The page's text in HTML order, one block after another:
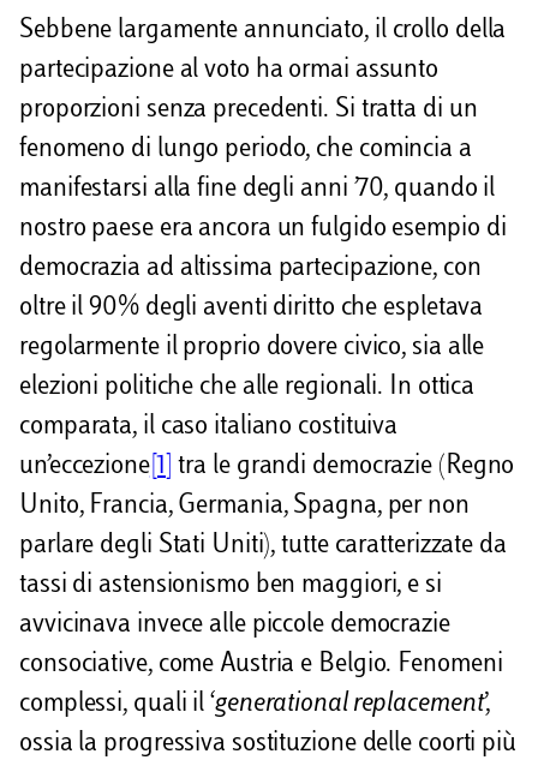
Sebbene largamente annunciato, il crollo della
partecipazione al voto ha ormai assunto
proporzioni senza precedenti. Si tratta di un
fenomeno di lungo periodo, che comincia a
manifestarsi alla fine degli anni ’70, quando il
nostro paese era ancora un fulgido esempio di
democrazia ad altissima partecipazione, con
oltre il 90% degli aventi diritto che espletava
regolarmente il proprio dovere civico, sia alle
elezioni politiche che alle regionali. In ottica
comparata, il caso italiano costituiva
un’eccezione[1] tra le grandi democrazie (Regno
Unito, Francia, Germania, Spagna, per non
parlare degli Stati Uniti), tutte caratterizzate da
tassi di astensionismo ben maggiori, e si
avvicinava invece alle piccole democrazie
consociative, come Austria e Belgio. Fenomeni
complessi, quali il ‘generational replacement’,
ossia la progressiva sostituzione delle coorti più